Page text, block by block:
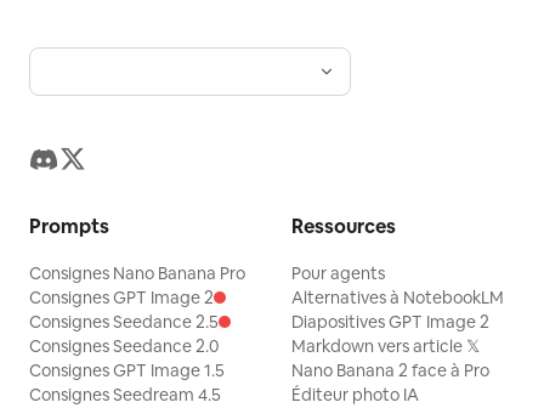
Prompts
Consignes Nano Banana Pro
Consignes GPT Image 2
Consignes Seedance 2.5
Consignes Seedance 2.0
Consignes GPT Image 1.5
Consignes Seedream 4.5
Ressources
Pour agents
Alternatives à NotebookLM
Diapositives GPT Image 2
Markdown vers article 𝕏
Nano Banana 2 face à Pro
Éditeur photo IA